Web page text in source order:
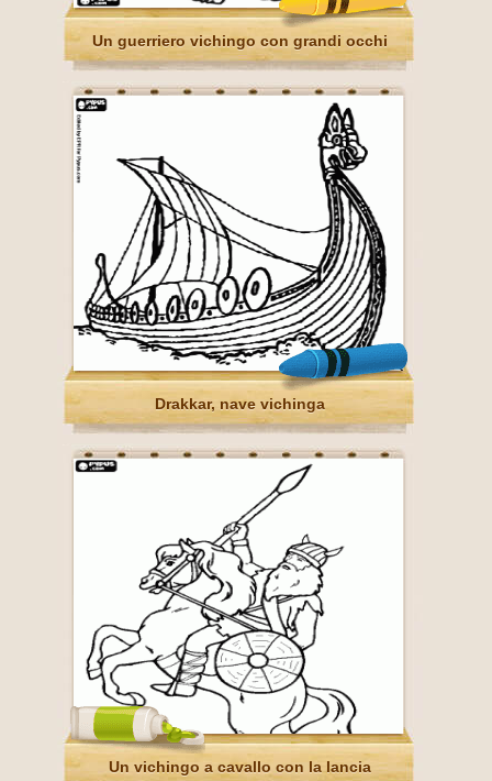
Un guerriero vichingo con grandi occhi
Drakkar, nave vichinga
Un vichingo a cavallo con la lancia